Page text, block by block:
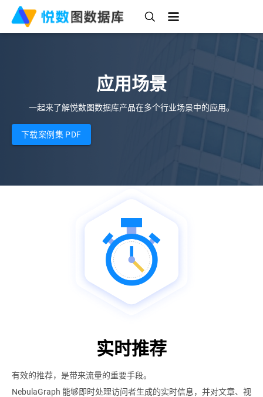
应用场景
一起来了解悦数图数据库产品在多个行业场景中的应用。
下载案例集 PDF
实时推荐
有效的推荐，是带来流量的重要手段。
NebulaGraph 能够即时处理访问者生成的实时信息，并对文章、视